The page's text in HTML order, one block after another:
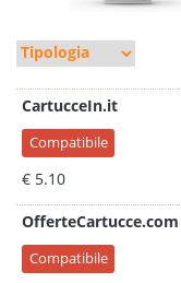
CartucceIn.it
Compatibile
€ 5.10
OfferteCartucce.com
Compatibile